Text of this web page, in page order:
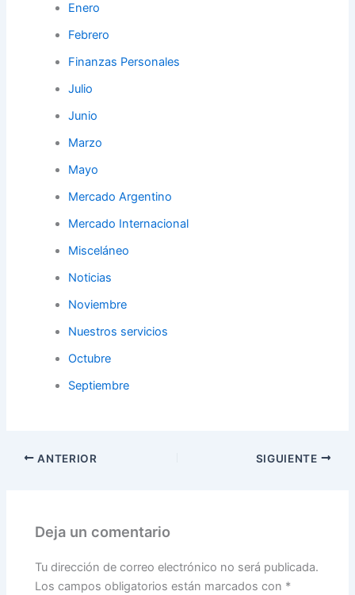
Enero
Febrero
Finanzas Personales
Julio
Junio
Marzo
Mayo
Mercado Argentino
Mercado Internacional
Misceláneo
Noticias
Noviembre
Nuestros servicios
Octubre
Septiembre
ANTERIOR SIGUIENTE
Deja un comentario
Tu dirección de correo electrónico no será publicada.
Los campos obligatorios están marcados con *